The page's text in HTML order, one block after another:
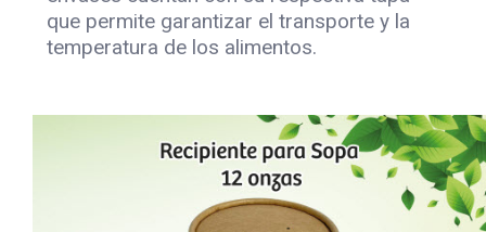
que permite garantizar el transporte y la
temperatura de los alimentos.